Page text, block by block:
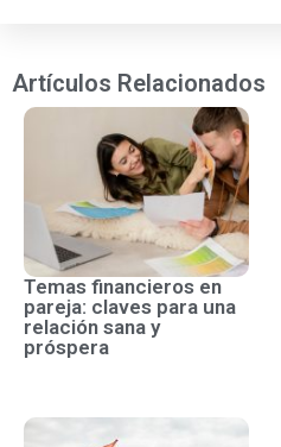
Artículos Relacionados
Temas financieros en
pareja: claves para una
relación sana y
próspera